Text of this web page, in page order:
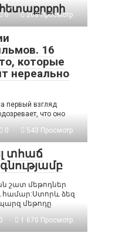
0 208 Просмотр
16
которые
нереально
первый взгляд
что оно
0 543 Просмотр
տհաճ
շատ մեթոդներ
համար:Ստորև ձեզ
մեթոդը
0 1 670 Просмотр